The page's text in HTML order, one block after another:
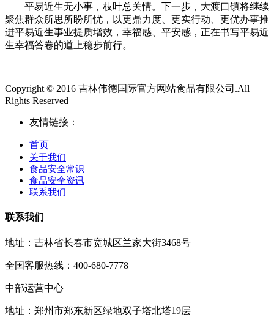
平易近生无小事，枝叶总关情。下一步，大渡口镇将继续
聚焦群众所思所盼所忧，以更鼎力度、更实行动、更优办事推
进平易近生事业提质增效，幸福感、平安感，正在书写平易近
生幸福答卷的道上稳步前行。
Copyright © 2016 吉林伟德国际官方网站食品有限公司.All
Rights Reserved
友情链接：
首页
关于我们
食品安全常识
食品安全资讯
联系我们
联系我们
地址：吉林省长春市宽城区兰家大街3468号
全国客服热线：400-680-7778
中部运营中心
地址：郑州市郑东新区绿地双子塔北塔19层